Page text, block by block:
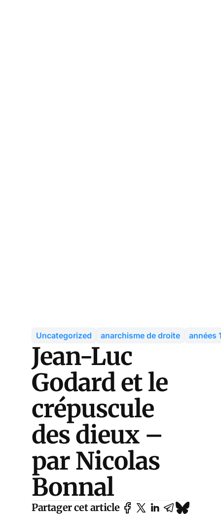
Uncategorized anarchisme de droite années
Jean-Luc
Godard et le
crépuscule
des dieux –
par Nicolas
Bonnal
Partager cet article